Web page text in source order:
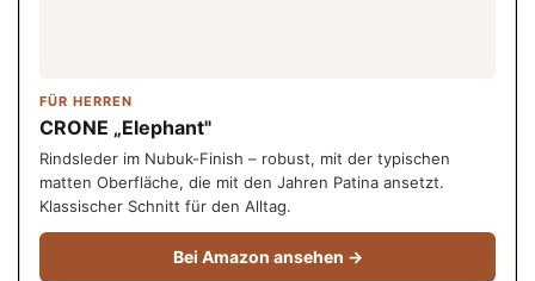
FÜR HERREN
CRONE „Elephant"
Rindsleder im Nubuk-Finish – robust, mit der typischen
matten Oberfläche, die mit den Jahren Patina ansetzt.
Klassischer Schnitt für den Alltag.
Bei Amazon ansehen →